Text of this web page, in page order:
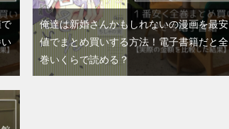
俺達は新婚さんかもしれないの漫画を最安
値でまとめ買いする方法！電子書籍だと全
巻いくらで読める？